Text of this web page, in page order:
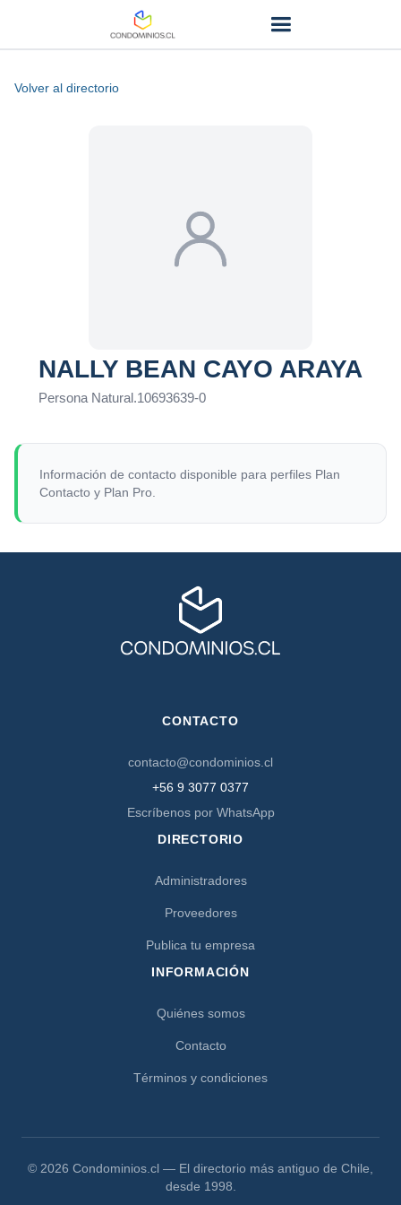
Volver al directorio
NALLY BEAN CAYO ARAYA
Persona Natural.10693639-0
Información de contacto disponible para perfiles Plan
Contacto y Plan Pro.
CONTACTO
contacto@condominios.cl
+56 9 3077 0377
Escríbenos por WhatsApp
DIRECTORIO
Administradores
Proveedores
Publica tu empresa
INFORMACIÓN
Quiénes somos
Contacto
Términos y condiciones
© 2026 Condominios.cl — El directorio más antiguo de Chile,
desde 1998.